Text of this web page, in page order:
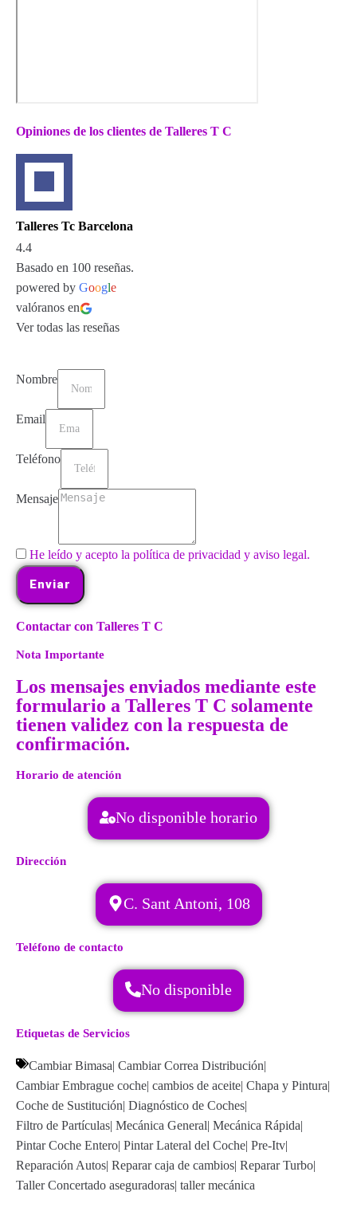
Opiniones de los clientes de Talleres T C
Talleres Tc Barcelona
4.4
Basado en 100 reseñas.
powered by Google
valóranos en
Ver todas las reseñas
Nombre
Email
Teléfono
Mensaje
He leído y acepto la política de privacidad y aviso legal.
Enviar
Contactar con Talleres T C
Nota Importante
Los mensajes enviados mediante este
formulario a Talleres T C solamente
tienen validez con la respuesta de
confirmación.
Horario de atención
No disponible horario
Dirección
C. Sant Antoni, 108
Teléfono de contacto
No disponible
Etiquetas de Servicios
Cambiar Bimasa| Cambiar Correa Distribución|
Cambiar Embrague coche| cambios de aceite| Chapa y Pintura|
Coche de Sustitución| Diagnóstico de Coches|
Filtro de Partículas| Mecánica General| Mecánica Rápida|
Pintar Coche Entero| Pintar Lateral del Coche| Pre-Itv|
Reparación Autos| Reparar caja de cambios| Reparar Turbo|
Taller Concertado aseguradoras| taller mecánica